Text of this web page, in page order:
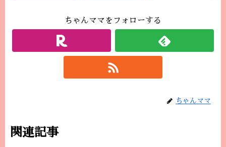
ちゃんママをフォローする
ちゃんママ
関連記事